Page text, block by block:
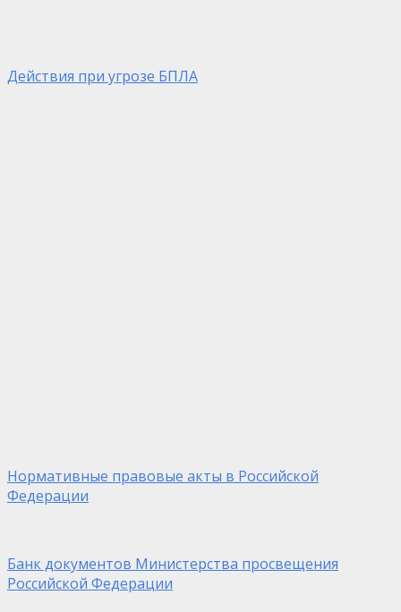
Действия при угрозе БПЛА
Нормативные правовые акты в Российской
Федерации
Банк документов Министерства просвещения
Российской Федерации